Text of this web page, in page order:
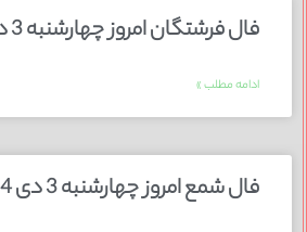
فال فرشتگان امروز چهارشنبه 3 دی 1404
ادامه مطلب »
فال شمع امروز چهارشنبه 3 دی 1404